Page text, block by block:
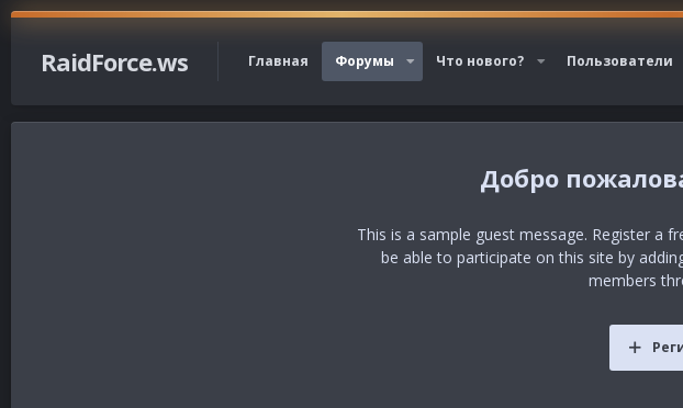
RaidForce.ws Главная Форумы Что нового? Пользователи
This is a sample guest message. Register a
be able to participate on this site by
members